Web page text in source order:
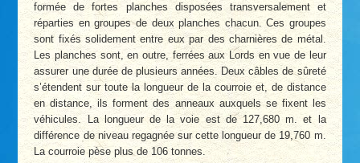
formée de fortes planches disposées transversalement et
réparties en groupes de deux planches chacun. Ces groupes
sont fixés solidement entre eux par des charnières de métal.
Les planches sont, en outre, ferrées aux Lords en vue de leur
assurer une durée de plusieurs années. Deux câbles de sûreté
s’étendent sur toute la longueur de la courroie et, de distance
en distance, ils forment des anneaux auxquels se fixent les
véhicules. La longueur de la voie est de 127,680 m. et la
différence de niveau regagnée sur cette longueur de 19,760 m.
La courroie pèse plus de 106 tonnes.